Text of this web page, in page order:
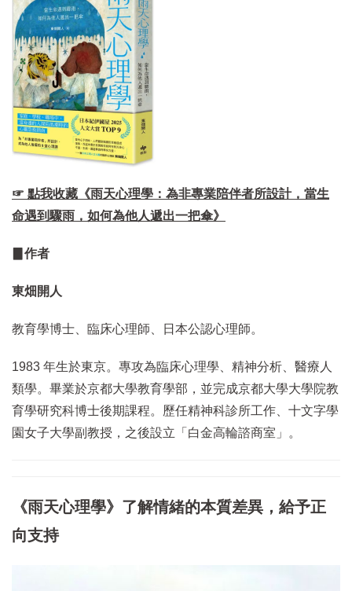
☞ 點我收藏《雨天心理學：為非專業陪伴者所設計，當生
命遇到驟雨，如何為他人遞出一把傘》
▊作者
東畑開人
教育學博士、臨床心理師、日本公認心理師。
1983 年生於東京。專攻為臨床心理學、精神分析、醫療人
類學。畢業於京都大學教育學部，並完成京都大學大學院教
育學研究科博士後期課程。歷任精神科診所工作、十文字學
園女子大學副教授，之後設立「白金高輪諮商室」。
《雨天心理學》了解情緒的本質差異，給予正
向支持